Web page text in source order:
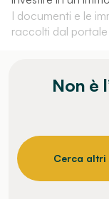
I documenti e le
raccolti dal portale
Non è
Cerca altri